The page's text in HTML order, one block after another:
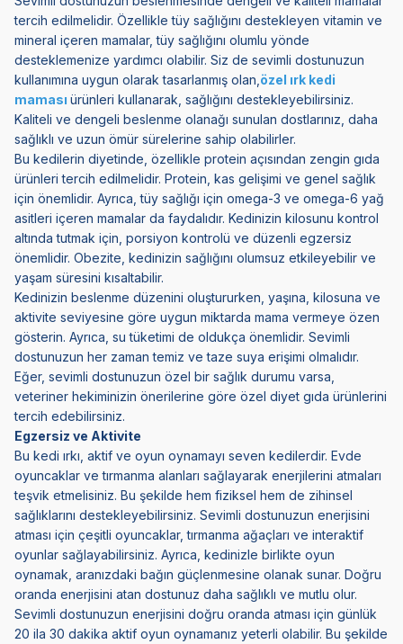
tercih edilmelidir. Özellikle tüy sağlığını destekleyen vitamin ve
mineral içeren mamalar, tüy sağlığını olumlu yönde
desteklemenize yardımcı olabilir. Siz de sevimli dostunuzun
kullanımına uygun olarak tasarlanmış olan, özel ırk kedi
maması ürünleri kullanarak, sağlığını destekleyebilirsiniz.
Kaliteli ve dengeli beslenme olanağı sunulan dostlarınız, daha
sağlıklı ve uzun ömür sürelerine sahip olabilirler.
Bu kedilerin diyetinde, özellikle protein açısından zengin gıda
ürünleri tercih edilmelidir. Protein, kas gelişimi ve genel sağlık
için önemlidir. Ayrıca, tüy sağlığı için omega-3 ve omega-6 yağ
asitleri içeren mamalar da faydalıdır. Kedinizin kilosunu kontrol
altında tutmak için, porsiyon kontrolü ve düzenli egzersiz
önemlidir. Obezite, kedinizin sağlığını olumsuz etkileyebilir ve
yaşam süresini kısaltabilir.
Kedinizin beslenme düzenini oluştururken, yaşına, kilosuna ve
aktivite seviyesine göre uygun miktarda mama vermeye özen
gösterin. Ayrıca, su tüketimi de oldukça önemlidir. Sevimli
dostunuzun her zaman temiz ve taze suya erişimi olmalıdır.
Eğer, sevimli dostunuzun özel bir sağlık durumu varsa,
veteriner hekiminizin önerilerine göre özel diyet gıda ürünlerini
tercih edebilirsiniz.
Egzersiz ve Aktivite
Bu kedi ırkı, aktif ve oyun oynamayı seven kedilerdir. Evde
oyuncaklar ve tırmanma alanları sağlayarak enerjilerini atmaları
teşvik etmelisiniz. Bu şekilde hem fiziksel hem de zihinsel
sağlıklarını destekleyebilirsiniz. Sevimli dostunuzun enerjisini
atması için çeşitli oyuncaklar, tırmanma ağaçları ve interaktif
oyunlar sağlayabilirsiniz. Ayrıca, kedinizle birlikte oyun
oynamak, aranızdaki bağın güçlenmesine olanak sunar. Doğru
oranda enerjisini atan dostunuz daha sağlıklı ve mutlu olur.
Sevimli dostunuzun enerjisini doğru oranda atması için günlük
20 ila 30 dakika aktif oyun oynamanız yeterli olabilir. Bu şekilde